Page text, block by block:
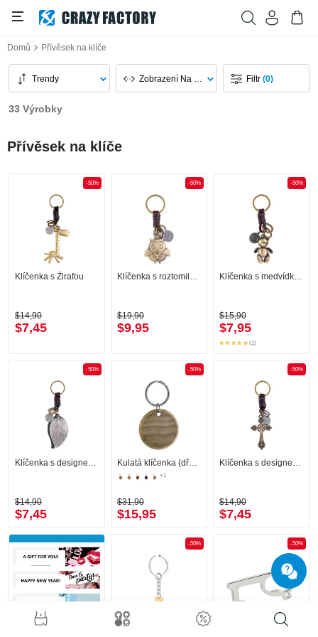
Domů Přívěsek na klíče
Trendy Zobrazení Na Stránku Filtr(0)
33 Výrobky
Přívěsek na klíče
-50%
Klíčenka s Žirafou
$14,90
$7,45
-50%
Klíčenka s roztomilou sovou
$19,90
$9,95
-50%
Klíčenka s medvídkem
$15,90
$7,95
(1)
-50%
$14,90
$7,45
-50%
Kulatá klíčenka (dřevo, různé barvy)
+1
$31,90
$15,95
-50%
$14,90
$7,45
-50% -50%